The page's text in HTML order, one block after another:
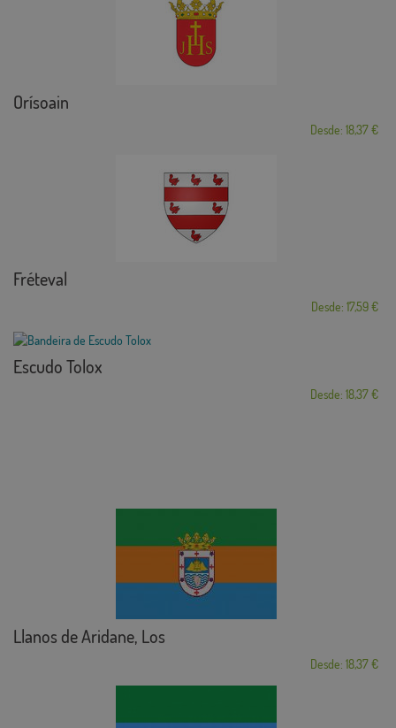
Orísoain
Desde: 18,37 €
Fréteval
Desde: 17,59 €
Escudo Tolox
Desde: 18,37 €
Llanos de Aridane, Los
Desde: 18,37 €